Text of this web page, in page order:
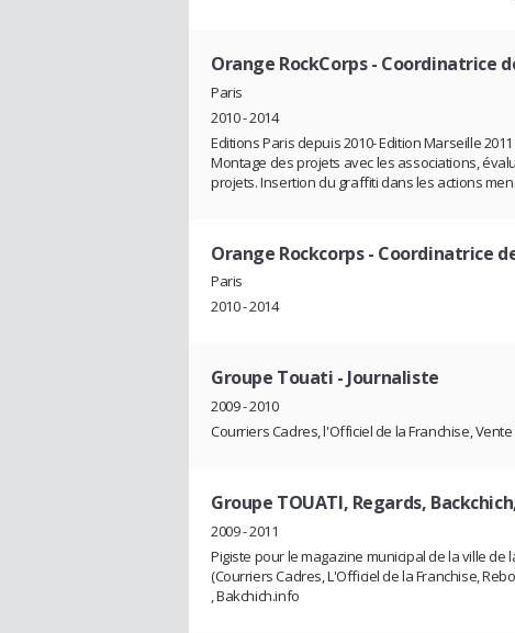
Orange RockCorps- Coordinatrice
Paris
2010 - 2014
Editions Paris depuis 2010- Edition Marseille
Montage des projets avec les associations,
projets. Insertion du graffiti dans les actions
Orange Rockcorps- Coordinatrice
Paris
2010 - 2014
Groupe Touati - Journaliste
2009 - 2010
Courriers Cadres, l'Officiel de la Franchise,
Groupe TOUATI, Regards,
2009 - 2011
Pigiste pour le magazine municipal de la ville de
(Courriers Cadres, L'Officiel de la Franchise,
, Bakchich.info